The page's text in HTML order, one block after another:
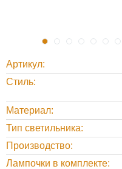
Артикул
Стиль
Материал
Тип светильника
Производство
Лампочки в комплекте